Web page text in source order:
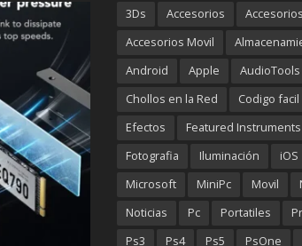
3Ds Accesorios
Accesorios Movil
Android
Apple
AudioTools
Chollos en la Red
Codigo facil
Efectos
Featured Instruments
Fotografia
Iluminación
iOS
Microsoft
MiniPc Movil
Noticias
Pc Portatiles
Ps3
Ps4 Ps5 PsOne